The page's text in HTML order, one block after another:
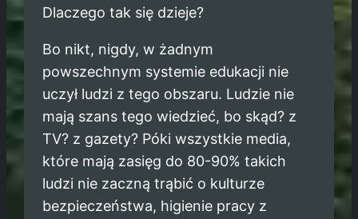
Dlaczego tak się dzieje?
Bo nikt, nigdy, w żadnym
powszechnym systemie edukacji nie
uczył ludzi z tego obszaru. Ludzie nie
mają szans tego wiedzieć, bo skąd? z
TV? z gazety? Póki wszystkie media,
które mają zasięg do 80-90% takich
ludzi nie zaczną trąbić o kulturze
bezpieczeństwa, higienie pracy z